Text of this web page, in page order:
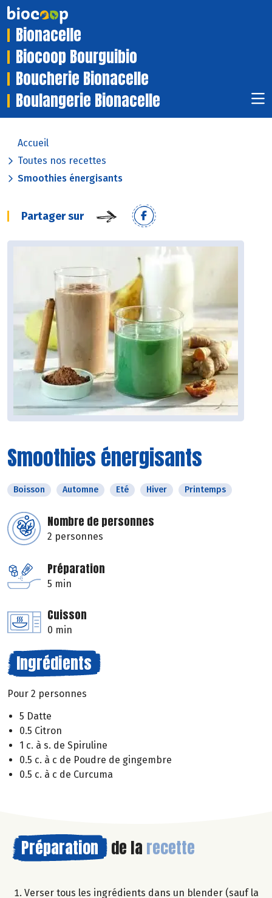
Bionacelle
Biocoop Bourguibio
Boucherie Bionacelle
Boulangerie Bionacelle
Accueil
Toutes nos recettes
Smoothies énergisants
Partager sur
Smoothies énergisants
Boisson Automne Eté Hiver Printemps
Nombre de personnes
2 personnes
Préparation
5 min
Cuisson
0 min
Ingrédients
Pour 2 personnes
5 Datte
0.5 Citron
1 c. à s. de Spiruline
0.5 c. à c de Poudre de gingembre
0.5 c. à c de Curcuma
Préparation de la recette
Verser tous les ingrédients dans un blender (sauf la